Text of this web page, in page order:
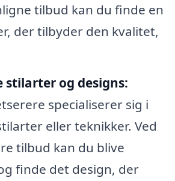
tilbud kan du finde en
der tilbyder den kvalitet,
stilarter og designs:
specialiserer sig i
eller teknikker. Ved
tilbud kan du blive
finde det design, der